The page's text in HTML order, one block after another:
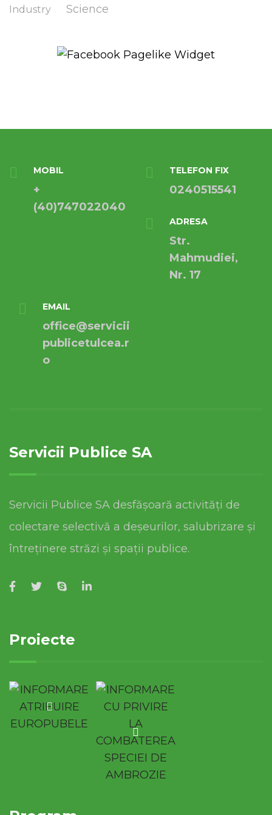
Industry Science
MOBIL
+
(40)747022040
TELEFON FIX
0240515541
ADRESA
Str.
Mahmudiei,
Nr. 17
EMAIL
office@servicii
publicetulcea.r
o
Servicii Publice SA
Servicii Publice SA desfășoară activități de
colectare selectivă a deșeurilor, salubrizare și
întreținere străzi și spații publice.
Proiecte